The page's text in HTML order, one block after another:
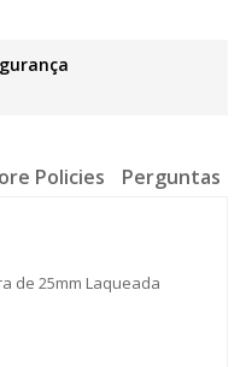
Policies Perguntas
de 25mm Laqueada